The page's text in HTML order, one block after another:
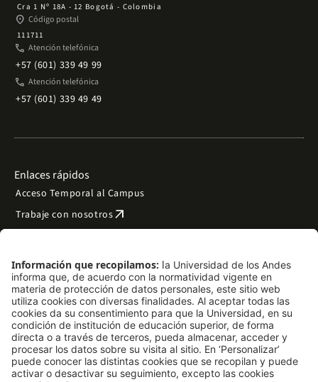
Cra 1 Nº 18A - 12 Bogotá - Colombia
place Código postal
111711
phone Atención telefónica
+57 (601) 339 49 99
phone Atención telefónica
+57 (601) 339 49 49
Enlaces rápidos
Acceso Temporal al Campus
Trabaje con nosotrosarrow_outward
Preguntas frecuentes
Filantropía y donacionesarrow_outward
Mapa del sitio arrow_outward
Síguenos
LinkedIn